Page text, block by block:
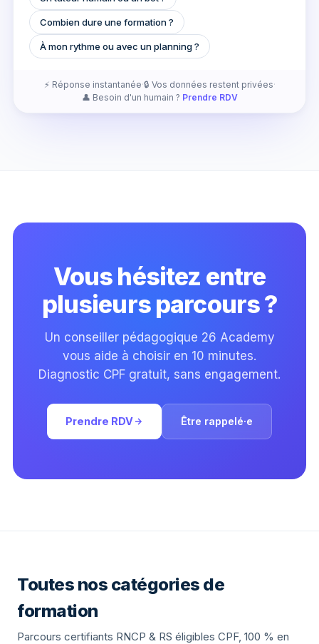
Combien dure une formation ?
À mon rythme ou avec un planning ?
⚡ Réponse instantanée·🔒 Vos données restent privées·
👤 Besoin d'un humain ? Prendre RDV
Vous hésitez entre
plusieurs parcours ?
Un conseiller pédagogique 26 Academy
vous aide à choisir en 10 minutes.
Diagnostic CPF gratuit, sans engagement.
Prendre RDV Être rappelé·e
Toutes nos catégories de
formation
Parcours certifiants RNCP & RS éligibles CPF, 100 % en